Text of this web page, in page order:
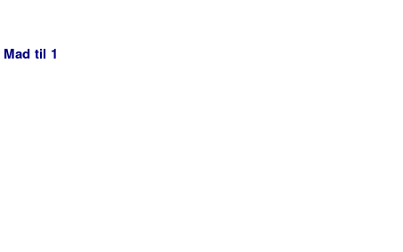
Mad til 1